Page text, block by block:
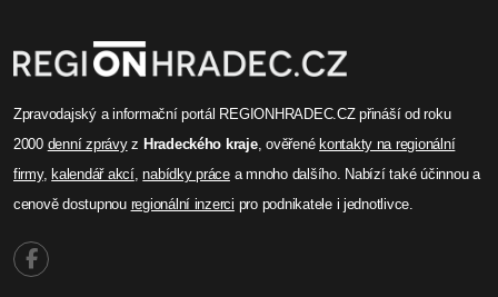
Zpravodajský a informační portál REGIONHRADEC.CZ přináší od roku
2000 denní zprávyz Hradeckého kraje, ověřené kontakty na regionální
firmy, kalendář akcí,nabídky prácea mnoho dalšího. Nabízí také účinnou a
cenově dostupnou regionální inzerci pro podnikatele i jednotlivce.